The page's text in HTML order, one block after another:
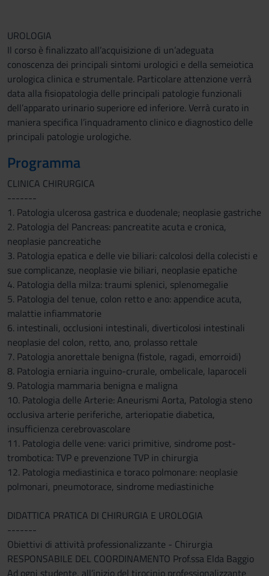
UROLOGIA
Il corso è finalizzato all’acquisizione di un’adeguata
conoscenza dei principali sintomi urologici e della semeiotica
urologica clinica e strumentale. Particolare attenzione verrà
data alla fisiopatologia delle principali patologie funzionali
dell’apparato urinario superiore ed inferiore. Verrà curato in
maniera specifica l’inquadramento clinico e diagnostico delle
principali patologie urologiche.
Programma
CLINICA CHIRURGICA
-------
1. Patologia ulcerosa gastrica e duodenale; neoplasie gastriche
2. Patologia del Pancreas: pancreatite acuta e cronica,
neoplasie pancreatiche
3. Patologia epatica e delle vie biliari: calcolosi della colecisti e
sue complicanze, neoplasie vie biliari, neoplasie epatiche
4. Patologia della milza: traumi splenici, splenomegalie
5. Patologia del tenue, colon retto e ano: appendice acuta,
malattie infiammatorie
6. intestinali, occlusioni intestinali, diverticolosi intestinali
neoplasie del colon, retto, ano, prolasso rettale
7. Patologia anorettale benigna (fistole, ragadi, emorroidi)
8. Patologia erniaria inguino-crurale, ombelicale, laparoceli
9. Patologia mammaria benigna e maligna
10. Patologia delle Arterie: Aneurismi Aorta, Patologia steno
occlusiva arterie periferiche, arteriopatie diabetica,
insufficienza cerebrovascolare
11. Patologia delle vene: varici primitive, sindrome post-
trombotica: TVP e prevenzione TVP in chirurgia
12. Patologia mediastinica e toraco polmonare: neoplasie
polmonari, pneumotorace, sindrome mediastiniche
DIDATTICA PRATICA DI CHIRURGIA E UROLOGIA
-------
Obiettivi di attività professionalizzante - Chirurgia
RESPONSABILE DEL COORDINAMENTO Prof.ssa Elda Baggio
Ad ogni studente, all’inizio del tirocinio professionalizzante